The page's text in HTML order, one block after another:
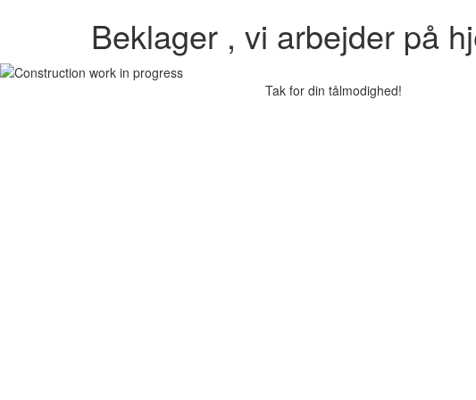
Beklager , vi arbejder på
Tak for din tålmodighed!